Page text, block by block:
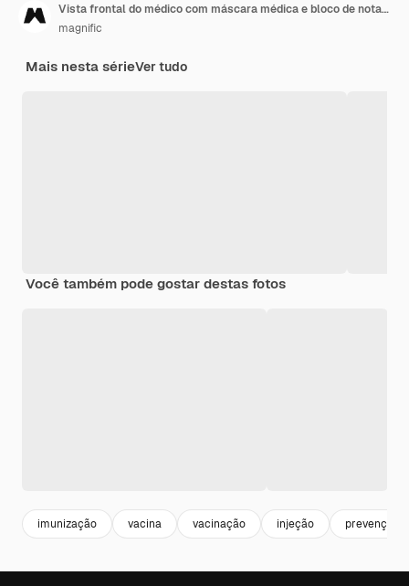
Vista frontal do médico com máscara médica e bloco de notas, preparando-se para a vacinação dos pacientes
magnific
Mais nesta sérieVer tudo
Você também pode gostar destas fotos
imunização vacina vacinação injeção prevenção